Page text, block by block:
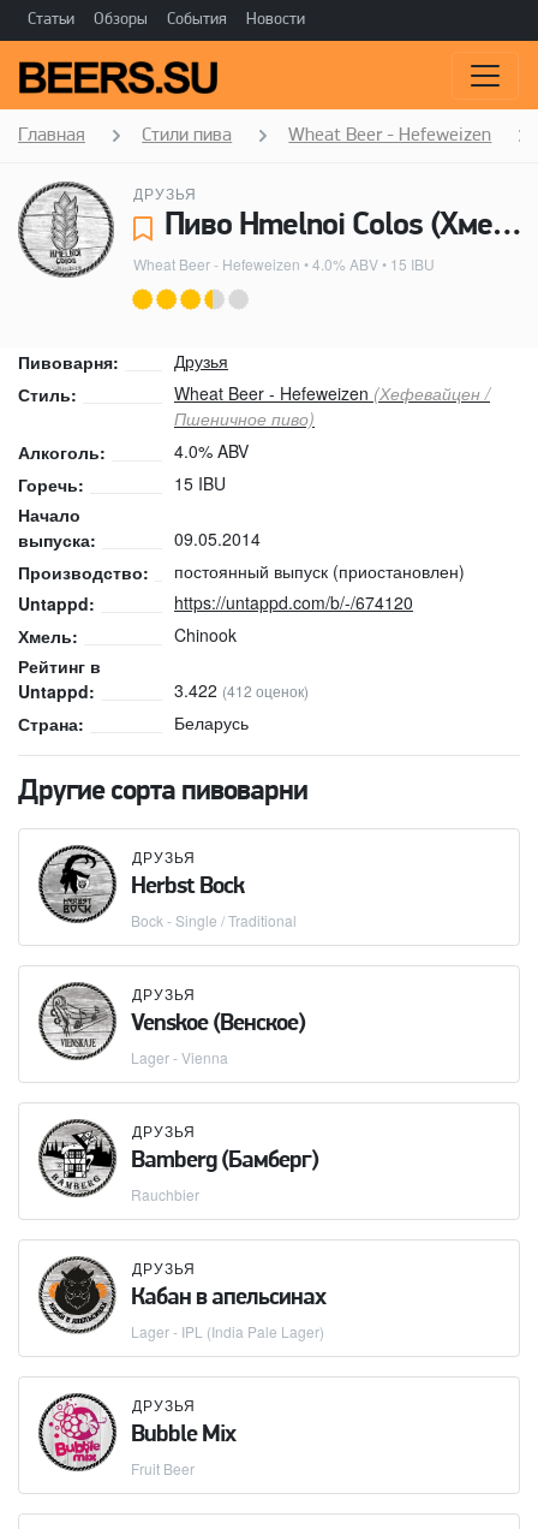
Статьи Обзоры События Новости
Главная Стили пива Wheat Beer - Hefeweizen
ДРУЗЬЯ
Пиво Hmelnoi Colos (Хмельной Колос) - Друзья
Wheat Beer - Hefeweizen • 4.0% ABV • 15 IBU
Пивоварня:
Друзья
Стиль:
Wheat Beer - Hefeweizen (Хефевайцен /
Пшеничное пиво)
Алкоголь:
4.0% ABV
Горечь:
15 IBU
Начало
выпуска:
09.05.2014
Производство:
постоянный выпуск (приостановлен)
Untappd:
https://untappd.com/b/-/674120
Хмель:
Chinook
Рейтинг в
Untappd:
3.422 (412 оценок)
Страна: Беларусь
Другие сорта пивоварни
ДРУЗЬЯ
Herbst Bock
Bock - Single / Traditional
ДРУЗЬЯ
Venskoe (Венское)
Lager - Vienna
ДРУЗЬЯ
Bamberg (Бамберг)
Rauchbier
ДРУЗЬЯ
Кабан в апельсинах
Lager - IPL (India Pale Lager)
ДРУЗЬЯ
Bubble Mix
Fruit Beer